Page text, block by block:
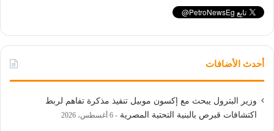
أحدث الأضافات
وزير البترول يبحث مع إكسون موبيل تنفيذ مذكرة تفاهم لربط
اكتشافات قبرص بالبنية التحتية المصرية
6 أغسطس، 2026